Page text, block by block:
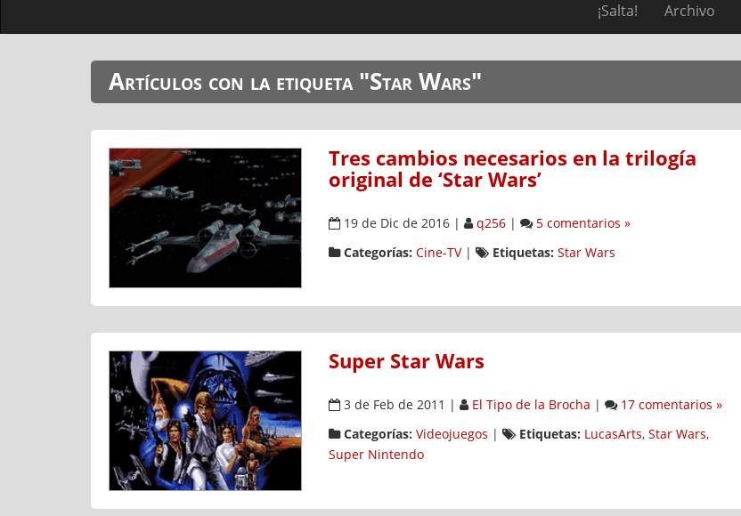
¡Salta! Archivo
Artículos con la etiqueta "Star Wars"
Tres cambios necesarios en la trilogía
original de ‘Star Wars’
19 de Dic de 2016| q256|
5 comentarios »
Categorías: Cine-TV| Etiquetas: Star Wars
Super Star Wars
3 de Feb de 2011 | El Tipo de la Brocha |
17 comentarios »
Categorías: Videojuegos | Etiquetas: LucasArts, Star Wars,
Super Nintendo